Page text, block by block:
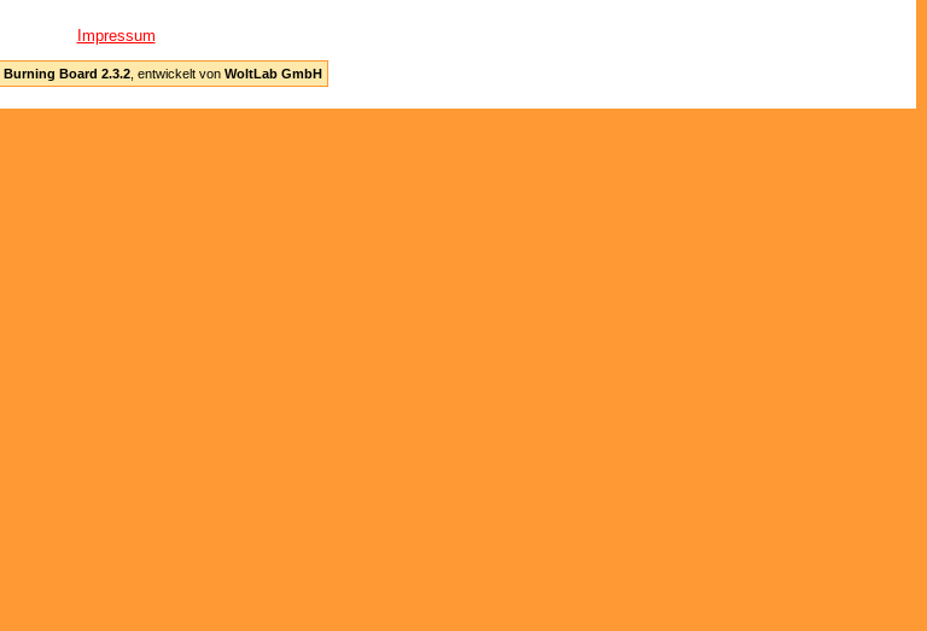
Impressum
Burning Board 2.3.2, entwickelt von WoltLab GmbH